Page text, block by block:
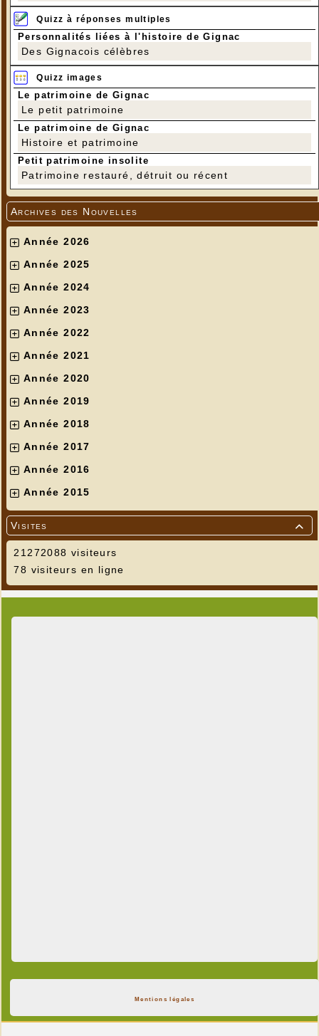
Quizz à réponses multiples
Personnalités liées à l'histoire de Gignac
Des Gignacois célèbres
Quizz images
Le patrimoine de Gignac
Le petit patrimoine
Le patrimoine de Gignac
Histoire et patrimoine
Petit patrimoine insolite
Patrimoine restauré, détruit ou récent
Archives des Nouvelles
Année 2026
Année 2025
Année 2024
Année 2023
Année 2022
Année 2021
Année 2020
Année 2019
Année 2018
Année 2017
Année 2016
Année 2015

Visites
21272088 visiteurs
78 visiteurs en ligne
Mentions légales